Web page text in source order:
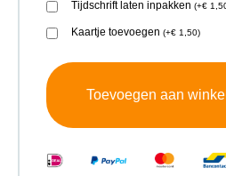
Tijdschrift laten inpakken (+€
Kaartje toevoegen (+€ 1,50)
Toevoegen aan